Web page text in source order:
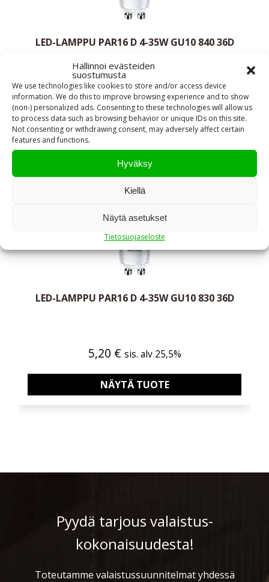
Hallinnoi evästeiden
suostumusta
We use technologies like cookies to store and/or access device
information. We do this to improve browsing experience and to show
(non-) personalized ads. Consenting to these technologies will allow us
to process data such as browsing behavior or unique IDs on this site.
Not consenting or withdrawing consent, may adversely affect certain
features and functions.
Hyväksy
Kiellä
Näytä asetukset
Tietosuojaseloste
LED-LAMPPU PAR16 D 4-35W GU10 840 36D
5,20€ sis. alv 25,5%
NÄYTÄ TUOTE
LED-LAMPPU PAR16 D 4-35W GU10 830 36D
5,20 € sis. alv 25,5%
NÄYTÄ TUOTE
Pyydä tarjous valaistus­
kokonaisuudesta!
Toteutamme valaistussuunnitelmat yhdessä